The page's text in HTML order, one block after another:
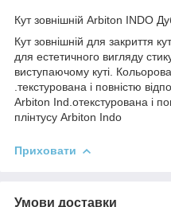
Кут зовнішній Arbiton INDO
Кут зовнішній для закриття
для естетичного вигляду
виступаючому куті.
.текстурована і повністю
Arbiton Ind.oтекстурована і
плінтусу Arbiton Indo
Приховати
Умови доставки